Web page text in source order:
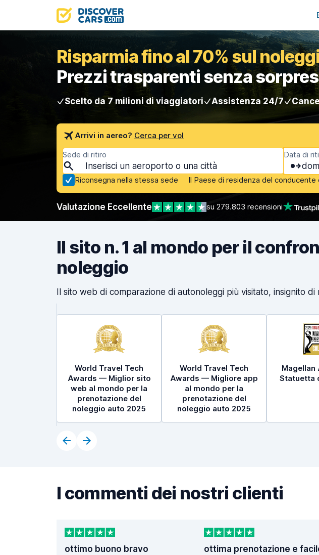
Risparmia fino al 70% sul
Prezzi trasparenti senza
Scelto da 7 milioni di viaggiatori Assistenza 24/7
Arrivi in aereo? Cerca per vol
Sede di ritiro
Riconsegna nella stessa sede
Data di
Il Paese di residenza del conducente
Valutazione Eccellente su 279.803 recensioni
Il sito n. 1 al mondo per il
noleggio
Il sito web di comparazione di autonoleggi più visitato, insignito di
World Travel Tech
Awards — Miglior sito
web al mondo per la
prenotazione del
noleggio auto 2025
World Travel Tech
Awards — Migliore app
al mondo per la
prenotazione del
noleggio auto 2025
Statuetta
I commenti dei nostri clienti
ottimo buono bravo ottima prenotazione e